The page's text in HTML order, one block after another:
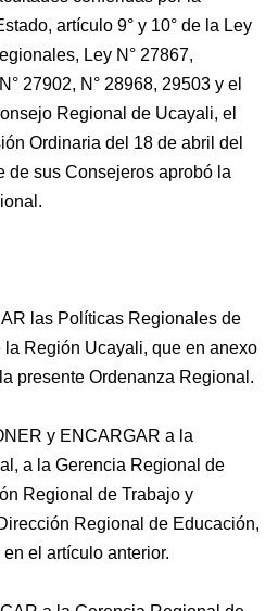
artículo 9° y 10° de la Ley
Ley N° 27867,
27902, N° 28968, 29503 y el
Regional de Ucayali, el
Ordinaria del 18 de abril del
de sus Consejeros aprobó la
las Políticas Regionales de
Región Ucayali, que en anexo
presente Ordenanza Regional.
y ENCARGAR a la
a la Gerencia Regional de
Regional de Trabajo y
Regional de Educación,
el artículo anterior.